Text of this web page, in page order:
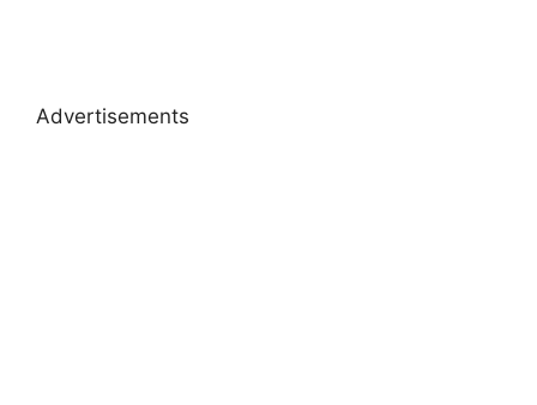
Advertisements